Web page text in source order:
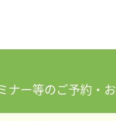
ナー等のご予約・